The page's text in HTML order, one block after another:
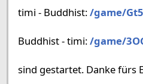
timi - Buddhist:/game/
Buddhist - timi:/game/
sind gestartet. Danke fürs